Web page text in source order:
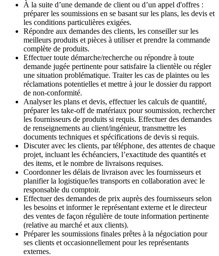
À la suite d’une demande de client ou d’un appel d'offres :
préparer les soumissions en se basant sur les plans, les devis et
les conditions particulières exigées.
Répondre aux demandes des clients, les conseiller sur les
meilleurs produits et pièces à utiliser et prendre la commande
complète de produits.
Effectuer toute démarche/recherche ou répondre à toute
demande jugée pertinente pour satisfaire la clientèle ou régler
une situation problématique. Traiter les cas de plaintes ou les
réclamations potentielles et mettre à jour le dossier du rapport
de non-conformité.
Analyser les plans et devis, effectuer les calculs de quantité,
préparer les take-off de matériaux pour soumission, rechercher
les fournisseurs de produits si requis. Effectuer des demandes
de renseignements au client/ingénieur, transmettre les
documents techniques et spécifications de devis si requis.
Discuter avec les clients, par téléphone, des attentes de chaque
projet, incluant les échéanciers, l’exactitude des quantités et
des items, et le nombre de livraisons requises.
Coordonner les délais de livraison avec les fournisseurs et
planifier la logistique/les transports en collaboration avec le
responsable du comptoir.
Effectuer des demandes de prix auprès des fournisseurs selon
les besoins et informer le représentant externe et le directeur
des ventes de façon régulière de toute information pertinente
(relative au marché et aux clients).
Préparer les soumissions finales prêtes à la négociation pour
ses clients et occasionnellement pour les représentants
externes.